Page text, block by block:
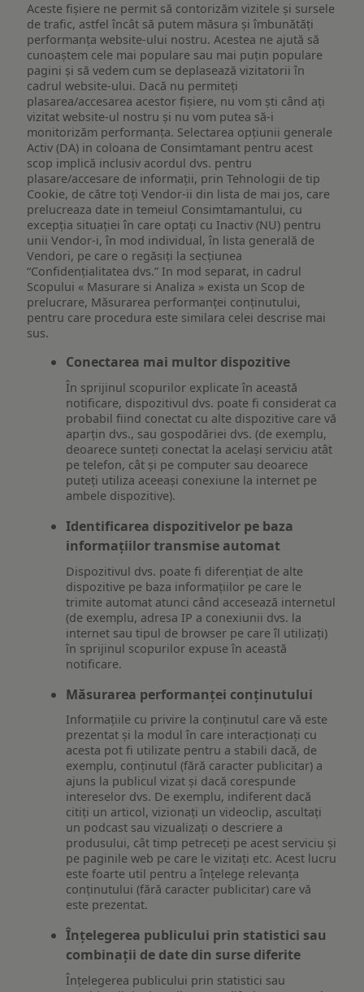
Aceste fișiere ne permit să contorizăm vizitele și sursele
de trafic, astfel încât să putem măsura și îmbunătăți
performanța website-ului nostru. Acestea ne ajută să
cunoaștem cele mai populare sau mai puțin populare
pagini și să vedem cum se deplasează vizitatorii în
cadrul website-ului. Dacă nu permiteți
plasarea/accesarea acestor fișiere, nu vom ști când ați
vizitat website-ul nostru și nu vom putea să-i
monitorizăm performanța. Selectarea opțiunii generale
Activ (DA) in coloana de Consimtamant pentru acest
scop implică inclusiv acordul dvs. pentru
plasare/accesare de informații, prin Tehnologii de tip
Cookie, de către toți Vendor-ii din lista de mai jos, care
prelucreaza date in temeiul Consimtamantului, cu
excepția situației în care optați cu Inactiv (NU) pentru
unii Vendor-i, în mod individual, în lista generală de
Vendori, pe care o regăsiți la secțiunea
“Confidențialitatea dvs.” In mod separat, in cadrul
Scopului « Masurare si Analiza » exista un Scop de
prelucrare, Măsurarea performanței conținutului,
pentru care procedura este similara celei descrise mai
sus.
Conectarea mai multor dispozitive
În sprijinul scopurilor explicate în această
notificare, dispozitivul dvs. poate fi considerat ca
probabil fiind conectat cu alte dispozitive care vă
aparțin dvs., sau gospodăriei dvs. (de exemplu,
deoarece sunteți conectat la același serviciu atât
pe telefon, cât și pe computer sau deoarece
puteți utiliza aceeași conexiune la internet pe
ambele dispozitive).
Identificarea dispozitivelor pe baza
informațiilor transmise automat
Dispozitivul dvs. poate fi diferențiat de alte
dispozitive pe baza informațiilor pe care le
trimite automat atunci când accesează internetul
(de exemplu, adresa IP a conexiunii dvs. la
internet sau tipul de browser pe care îl utilizați)
în sprijinul scopurilor expuse în această
notificare.
Măsurarea performanței conținutului
Informațiile cu privire la conținutul care vă este
prezentat și la modul în care interacționați cu
acesta pot fi utilizate pentru a stabili dacă, de
exemplu, conținutul (fără caracter publicitar) a
ajuns la publicul vizat și dacă corespunde
intereselor dvs. De exemplu, indiferent dacă
citiți un articol, vizionați un videoclip, ascultați
un podcast sau vizualizați o descriere a
produsului, cât timp petreceți pe acest serviciu și
pe paginile web pe care le vizitați etc. Acest lucru
este foarte util pentru a înțelege relevanța
conținutului (fără caracter publicitar) care vă
este prezentat.
Înțelegerea publicului prin statistici sau
combinații de date din surse diferite
Înțelegerea publicului prin statistici sau